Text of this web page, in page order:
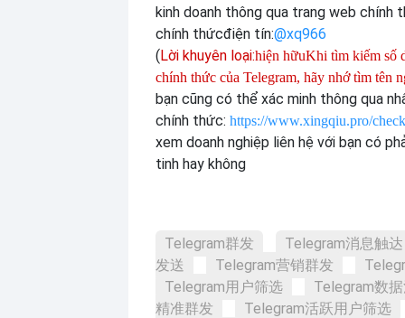
kinh doanh thông qua trang web chính
chính thứcđiện tín:@xq966
(Lời khuyên loại:hiện hữuKhi tìm kiếm số
chính thức của Telegram, hãy nhớ tìm tên
bạn cũng có thể xác minh thông qua
chính thức: https://www.xingqiu.pro/
xem doanh nghiệp liên hệ với bạn có
tinh hay không
Telegram群发
Telegram消息触达
发送
Telegram营销群发
Telegram用户筛选
Telegram数
精准群发
Telegram活跃用户筛选